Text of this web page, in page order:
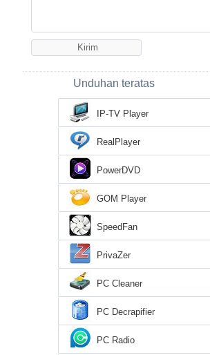
Unduhan teratas
IP-TV Player
RealPlayer
PowerDVD
GOM Player
SpeedFan
PrivaZer
PC Cleaner
PC Decrapifier
PC Radio